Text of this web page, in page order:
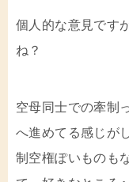
個人的な意見です
ね？
空母同士での牽制
へ進めてる感じが
制空権ぽいものも